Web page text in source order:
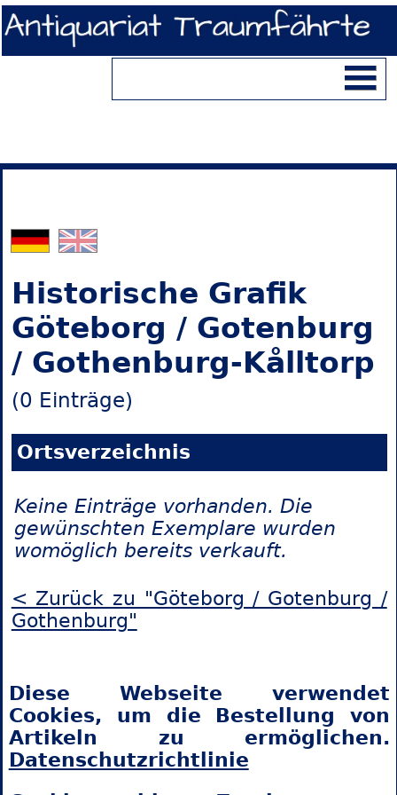
Historische Grafik
Göteborg / Gotenburg
/ Gothenburg-Kålltorp
(0 Einträge)
Ortsverzeichnis
Keine Einträge vorhanden. Die
gewünschten Exemplare wurden
womöglich bereits verkauft.
< Zurück zu "Göteborg / Gotenburg /
Gothenburg"
Diese Webseite verwendet
Cookies, um die Bestellung von
Artikeln zu ermöglichen.
Datenschutzrichtlinie